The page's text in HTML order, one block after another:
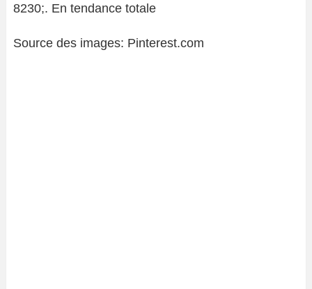
8230;. En tendance totale
Source des images: Pinterest.com